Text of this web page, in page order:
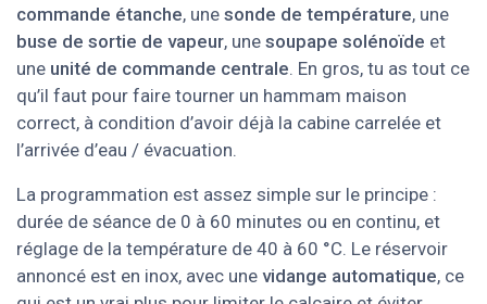
commande étanche, une sonde de température, une
buse de sortie de vapeur, une soupape solénoïde et
une unité de commande centrale. En gros, tu as tout ce
qu’il faut pour faire tourner un hammam maison
correct, à condition d’avoir déjà la cabine carrelée et
l’arrivée d’eau / évacuation.
La programmation est assez simple sur le principe :
durée de séance de 0 à 60 minutes ou en continu, et
réglage de la température de 40 à 60 °C. Le réservoir
annoncé est en inox, avec une vidange automatique, ce